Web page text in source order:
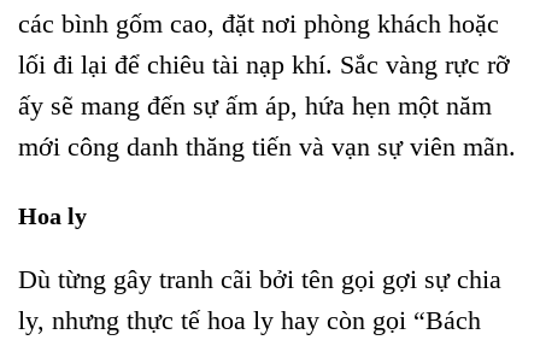
các bình gốm cao, đặt nơi phòng khách hoặc
lối đi lại để chiêu tài nạp khí. Sắc vàng rực rỡ
ấy sẽ mang đến sự ấm áp, hứa hẹn một năm
mới công danh thăng tiến và vạn sự viên mãn.
Hoa ly
Dù từng gây tranh cãi bởi tên gọi gợi sự chia
ly, nhưng thực tế hoa ly hay còn gọi “Bách